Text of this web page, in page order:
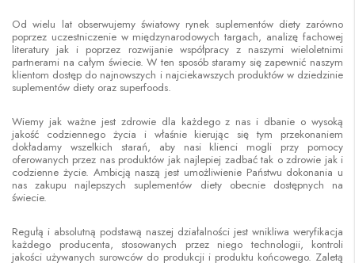
Od wielu lat obserwujemy światowy rynek suplementów diety zarówno
poprzez uczestniczenie w międzynarodowych targach, analizę fachowej
literatury jak i poprzez rozwijanie współpracy z naszymi wieloletnimi
partnerami na całym świecie. W ten sposób staramy się zapewnić naszym
klientom dostęp do najnowszych i najciekawszych produktów w dziedzinie
suplementów diety oraz superfoods.
Wiemy jak ważne jest zdrowie dla każdego z nas i dbanie o wysoką
jakość codziennego życia i właśnie kierując się tym przekonaniem
dokładamy wszelkich starań, aby nasi klienci mogli przy pomocy
oferowanych przez nas produktów jak najlepiej zadbać tak o zdrowie jak i
codzienne życie. Ambicją naszą jest umożliwienie Państwu dokonania u
nas zakupu najlepszych suplementów diety obecnie dostępnych na
świecie.
Regułą i absolutną podstawą naszej działalności jest wnikliwa weryfikacja
każdego producenta, stosowanych przez niego technologii, kontroli
jakości używanych surowców do produkcji i produktu końcowego. Zaletą